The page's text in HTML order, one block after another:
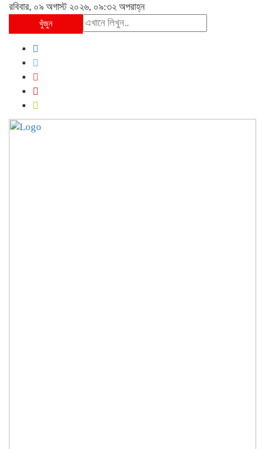
রবিবার, ০৯ অগাস্ট ২০২৬, ০৯:৩২ অপরাহ্ন
খুঁজুন